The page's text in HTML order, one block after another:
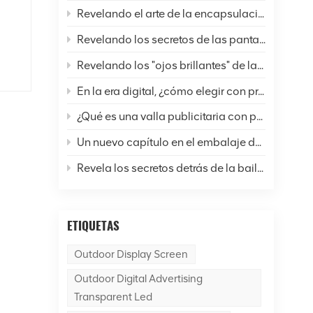
Revelando el arte de la encapsulación de pantallas LED: un análisis completo de seis técnicas comunes y perspectivas futuras
Revelando los secretos de las pantallas LED: ¿Cómo están cambiando nuestras vidas y el mundo?
Revelando los "ojos brillantes" de las pantallas LED: un análisis completo de la resolución
En la era digital, ¿cómo elegir con precisión las pantallas LED?
¿Qué es una valla publicitaria con pantalla LED para exteriores?
Un nuevo capítulo en el embalaje de pantallas LED: ¿Cuál es la diferencia entre la tecnología SMD y COB?
Revela los secretos detrás de la bailarina de la pantalla LED.
ETIQUETAS
Outdoor Display Screen
Outdoor Digital Advertising
Transparent Led